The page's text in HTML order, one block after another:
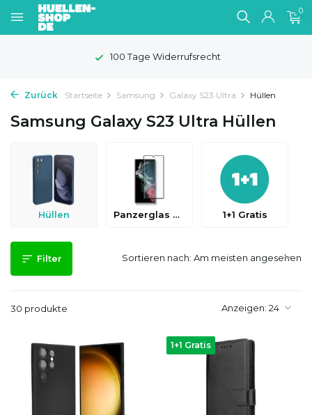
0
100 Tage Widerrufsrecht
Zurück Startseite Samsung Galaxy S23 Ultra Hüllen
Samsung Galaxy S23 Ultra Hüllen
Hüllen Panzerglas & Schutzfolien 1+1 Gratis
Filter
30 produkte Anzeigen:
Sortieren nach:
1+1 Gratis